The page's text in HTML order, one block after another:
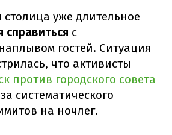
столица уже длительное
справиться с
гостей. Ситуация
что активисты
против городского совета
систематического
на ночлег.